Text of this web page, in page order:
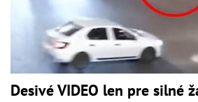
Desivé VIDEO len pre silné